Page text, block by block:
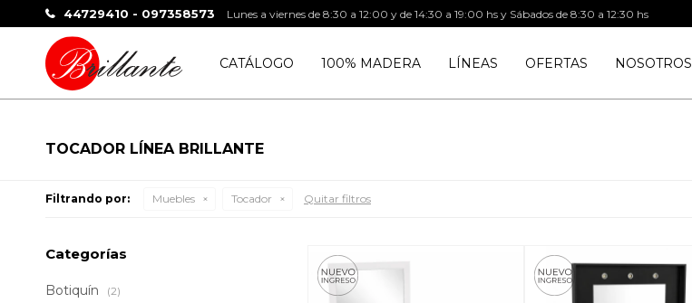
CATÁLOGO 100% MADERA LÍNEAS OFERTAS NOSOTROS
44729410 - 097358573 Lunes a viernes de 8:30 a 12:00 y de 14:30 a 19:00 hs y Sábados de 8:30 a 12:30 hs
TOCADOR LÍNEA BRILLANTE
Filtrando por: Muebles Tocador Quitar filtros
Categorías
Botiquín (2)